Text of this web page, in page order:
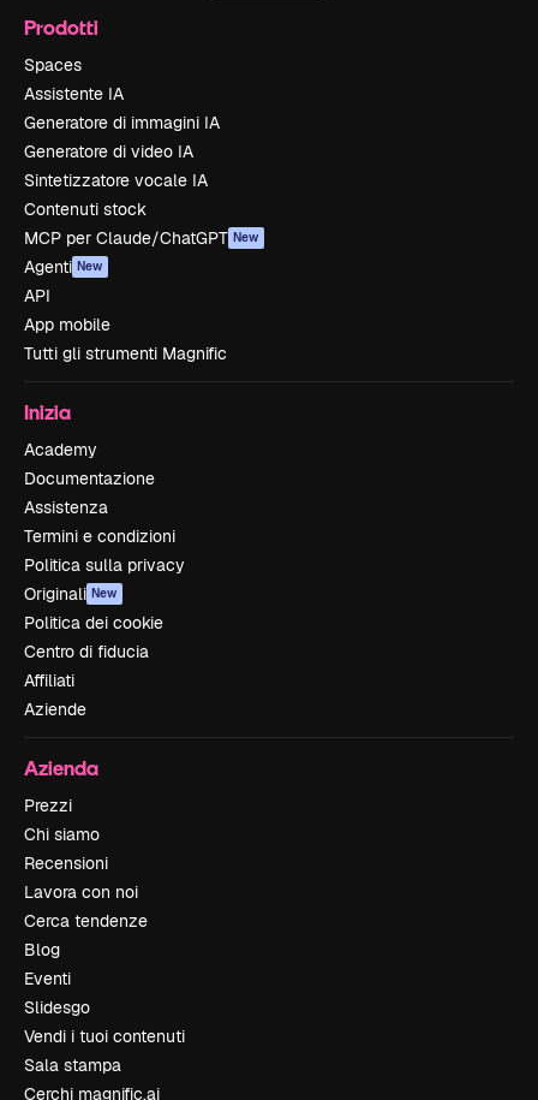
Prodotti
Spaces
Assistente IA
Generatore di immagini IA
Generatore di video IA
Sintetizzatore vocale IA
Contenuti stock
MCP per Claude/ChatGPT New
Agenti New
API
App mobile
Tutti gli strumenti Magnific
Inizia
Academy
Documentazione
Assistenza
Termini e condizioni
Politica sulla privacy
Originali New
Politica dei cookie
Centro di fiducia
Affiliati
Aziende
Azienda
Prezzi
Chi siamo
Recensioni
Lavora con noi
Cerca tendenze
Blog
Eventi
Slidesgo
Vendi i tuoi contenuti
Sala stampa
Cerchi magnific.ai